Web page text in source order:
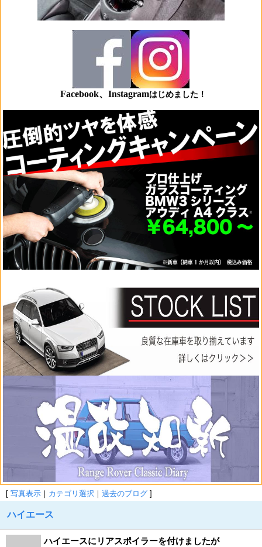
Facebook、Instagramはじめました！
[ 写真表示 ｜ カテゴリ選択 ｜ 過去のブログ ]
ハイエース
ハイエースにリアスポイラーを付けましたが